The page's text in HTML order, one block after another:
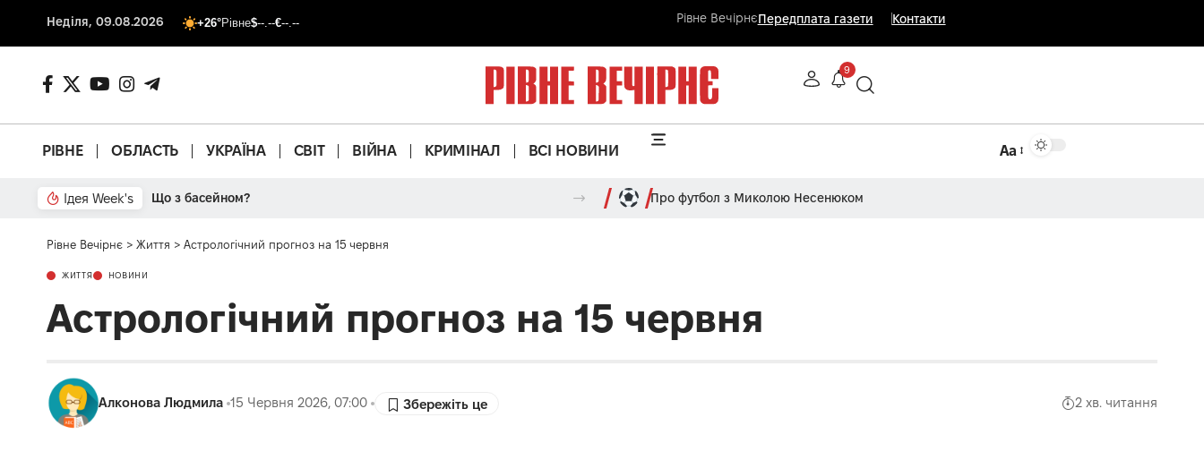
Неділя, 09.08.2026 +26°Рівне$--.--€--.-- Рівне ВечірнєПередплата газети Контакти
9
РІВНЕ ОБЛАСТЬ УКРАЇНА СВІТ ВІЙНА КРИМІНАЛ ВСІ НОВИНИ Аа
Ідея Week's Що з басейном? Про футбол з Миколою Несенюком
Рівне Вечірнє > Життя > Астрологічний прогноз на 15 червня
ЖИТТЯ НОВИНИ
Астрологічний прогноз на 15 червня
Алконова Людмила 15 Червня 2026, 07:00 2 хв. читання